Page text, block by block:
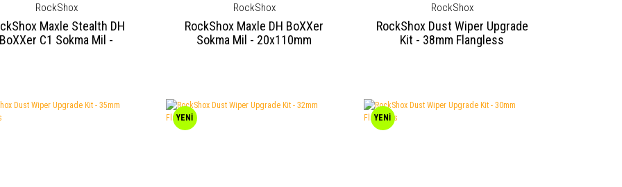
RockShox
Maxle Stealth DH
BoXXer C1 Sokma Mil -
RockShox
RockShox Maxle DH BoXXer
Sokma Mil - 20x110mm
RockShox
RockShox Dust Wiper Upgrade
Kit - 38mm Flangless
YENİ YENİ